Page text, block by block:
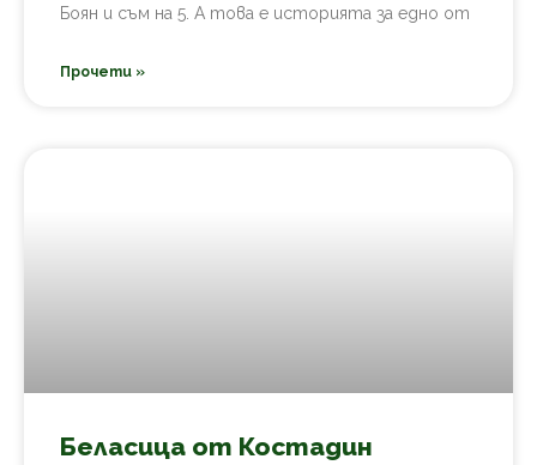
Боян и съм на 5. А това е историята за едно от
Прочети »
Беласица от Костадин